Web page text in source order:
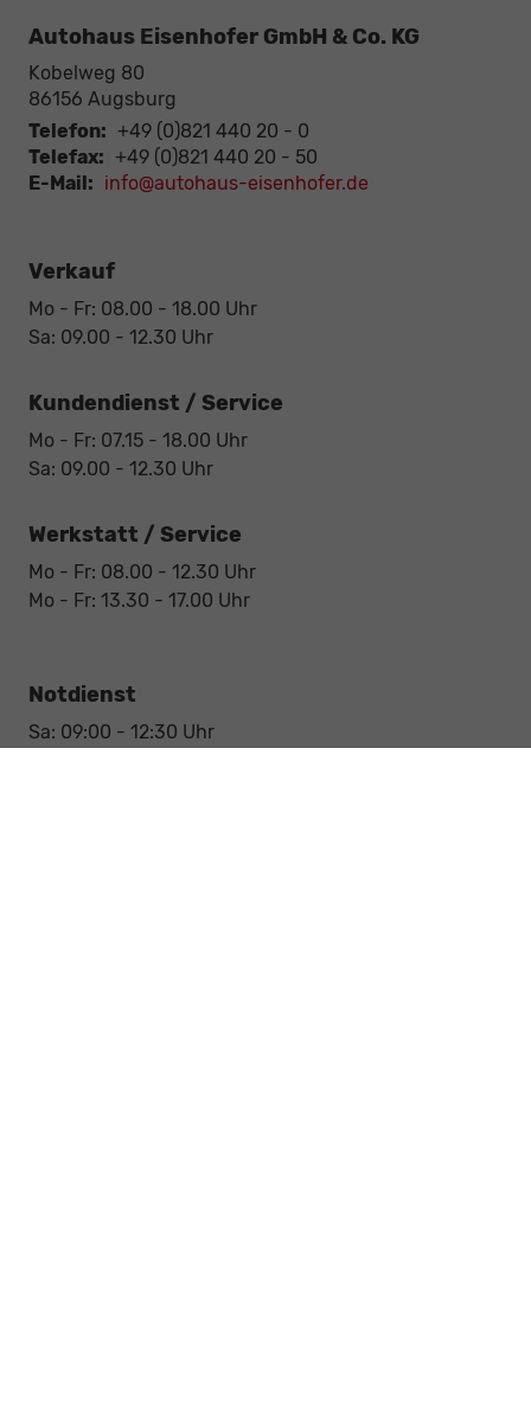
Autohaus Eisenhofer GmbH & Co. KG
Kobelweg 80
86156 Augsburg
Telefon: +49 (0)821 440 20 - 0
Telefax: +49 (0)821 440 20 - 50
E-Mail: info@autohaus-eisenhofer.de
Verkauf
Mo - Fr: 08.00 - 18.00 Uhr
Sa: 09.00 - 12.30 Uhr
Kundendienst / Service
Mo - Fr: 07.15 - 18.00 Uhr
Sa: 09.00 - 12.30 Uhr
Werkstatt / Service
Mo - Fr: 08.00 - 12.30 Uhr
Mo - Fr: 13.30 - 17.00 Uhr
Notdienst
Sa: 09:00 - 12:30 Uhr